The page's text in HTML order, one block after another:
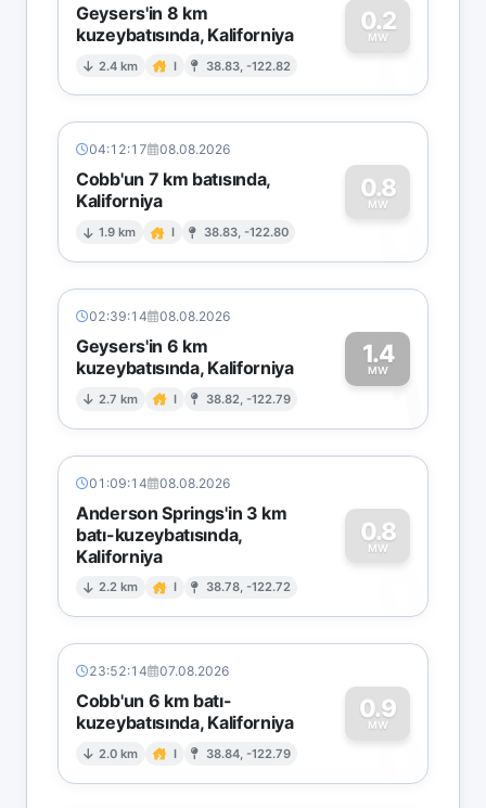
Geysers'in 8 km
kuzeybatısında, Kaliforniya
2.4 km I 38.83, -122.82
0.2
MW
0
04:12:17 08.08.2026
Cobb'un 7 km batısında,
Kaliforniya
1.9 km I 38.83, -122.80
0.8
MW
0
02:39:14 08.08.2026
Geysers'in 6 km
kuzeybatısında, Kaliforniya
2.7 km I 38.82, -122.79
1.4
MW1
01:09:14 08.08.2026
Anderson Springs'in 3 km
batı-kuzeybatısında,
Kaliforniya
2.2 km I 38.78, -122.72
0.8
MW
0
23:52:14 07.08.2026
Cobb'un 6 km batı-
kuzeybatısında, Kaliforniya
2.0 km I 38.84, -122.79
0.9
MW
0